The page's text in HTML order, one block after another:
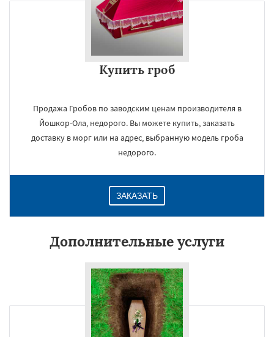
Купить гроб
Продажа Гробов по заводским ценам производителя в
Йошкор-Ола, недорого. Вы можете купить, заказать
доставку в морг или на адрес, выбранную модель гроба
недорого.
ЗАКАЗАТЬ
Дополнительные услуги